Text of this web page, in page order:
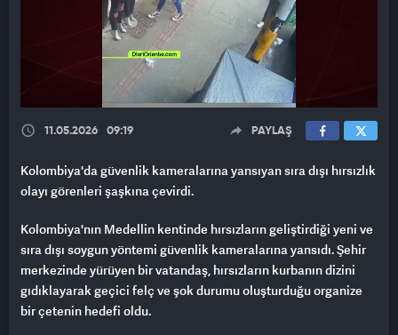
11.05.2026 09:19 PAYLAŞ
Kolombiya'da güvenlik kameralarına yansıyan sıra dışı hırsızlık
olayı görenleri şaşkına çevirdi.
Kolombiya'nın Medellin kentinde hırsızların geliştirdiği yeni ve
sıra dışı soygun yöntemi güvenlik kameralarına yansıdı. Şehir
merkezinde yürüyen bir vatandaş, hırsızların kurbanın dizini
gıdıklayarak geçici felç ve şok durumu oluşturduğu organize
bir çetenin hedefi oldu.